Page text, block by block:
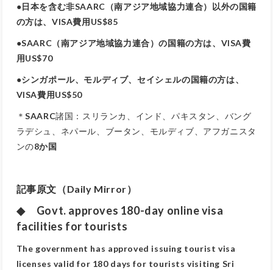
●日本を含む非SAARC（南アジア地域協力連合）以外の国籍
の方は、VISA費用US$85
●SAARC（南アジア地域協力連合）の国籍の方は、VISA費
用US$70
●シンガポール、モルディブ、セイシェルの国籍の方は、
VISA費用US$50
＊SAARC諸国：スリランカ、インド、パキスタン、バング
ラデシュ、ネパール、ブータン、モルディブ、アフガニスタ
ンの8か国
記事原文（Daily Mirror）
◆ Govt. approves 180-day online visa
facilities for tourists
The government has approved issuing tourist visa
licenses valid for 180 days for tourists visiting Sri